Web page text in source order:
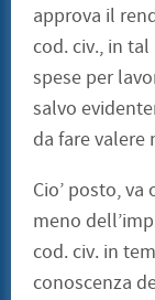
approva il
cod. civ., in
spese per
salvo
da fare valere
Cio’ posto,
meno
cod. civ. in
conoscenza